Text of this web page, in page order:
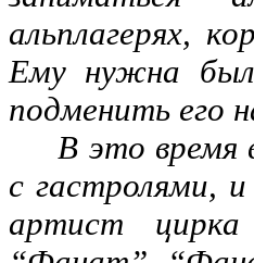
альплагерях,
Ему нужна
подменить его
В это время
с гастролями,
артист